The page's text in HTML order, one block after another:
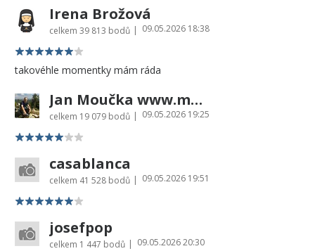
Irena Brožová
celkem 39 813 bodů | 09.05.2026 18:38
takovéhle momentky mám ráda
Jan Moučka www.moucka.cz
celkem 19 079 bodů | 09.05.2026 19:25
casablanca
celkem 41 528 bodů | 09.05.2026 19:51
josefpop
celkem 1 447 bodů | 09.05.2026 20:30